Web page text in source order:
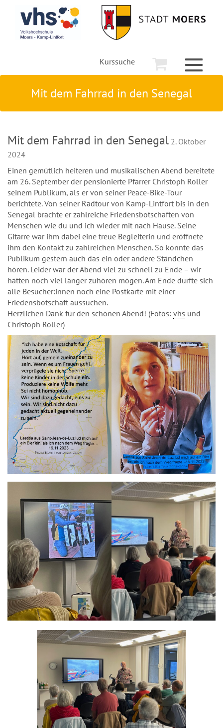
Kurssuche
Toggle
Mit dem Fahrrad in den Senegal
Mit dem Fahrrad in den Senegal 2. Oktober
2024
Einen gemütlich heiteren und musikalischen Abend bereitete
am 26. September der pensionierte Pfarrer Christoph Roller
seinem Publikum, als er von seiner Peace-Bike-Tour
berichtete. Von seiner Radtour von Kamp-Lintfort bis in den
Senegal brachte er zahlreiche Friedensbotschaften von
Menschen wie du und ich wieder mit nach Hause. Seine
Gitarre war ihm dabei eine treue Begleiterin und eröffnete
ihm den Kontakt zu zahlreichen Menschen. So konnte das
Publikum gestern auch das ein oder andere Ständchen
hören. Leider war der Abend viel zu schnell zu Ende – wir
hätten noch viel länger zuhören mögen. Am Ende durfte sich
alle Besucher:innen noch eine Postkarte mit einer
Friedensbotschaft aussuchen.
Herzlichen Dank für den schönen Abend! (Fotos: vhs und
Christoph Roller)